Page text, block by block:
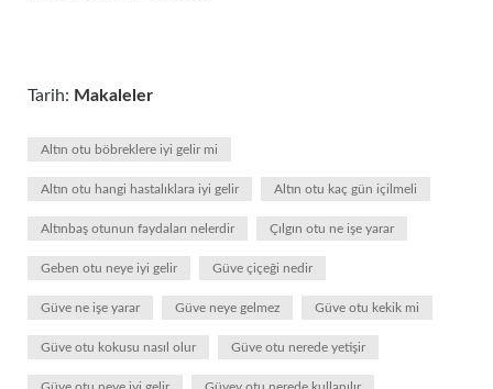
Tarih: Makaleler
Altın otu böbreklere iyi gelir mi
Altın otu hangi hastalıklara iyi gelir Altın otu kaç gün içilmeli
Altınbaş otunun faydaları nelerdir Çılgın otu ne işe yarar
Geben otu neye iyi gelir Güve çiçeği nedir
Güve ne işe yarar Güve neye gelmez Güve otu kekik mi
Güve otu kokusu nasıl olur Güve otu nerede yetişir